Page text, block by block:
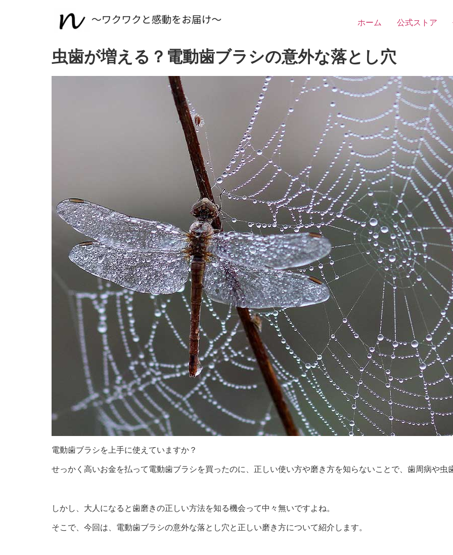
ホーム 公式ストア
虫歯が増える？電動歯ブラシの意外な落とし穴
電動歯ブラシを上手に使えていますか？
せっかく高いお金を払って電動歯ブラシを買ったのに、正しい使い方や磨き方を知らないことで、歯周病や
しかし、大人になると歯磨きの正しい方法を知る機会って中々無いですよね。
そこで、今回は、電動歯ブラシの意外な落とし穴と正しい磨き方について紹介します。